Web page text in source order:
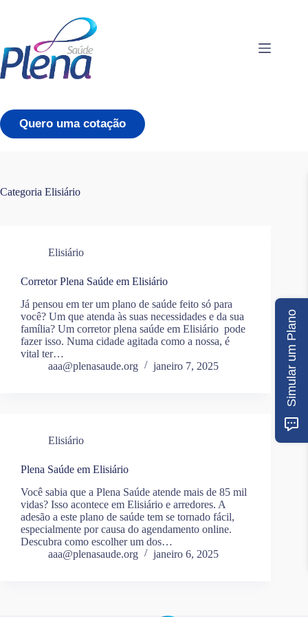
conteúdo
Quero uma cotação
Categoria Elisiário
Elisiário
Corretor Plena Saúde em Elisiário
Já pensou em ter um plano de saúde feito só para
você? Um que atenda às suas necessidades e da sua
família? Um corretor plena saúde em Elisiário pode
fazer isso. Numa cidade agitada como a nossa, é
vital ter…
aaa@plenasaude.org
janeiro 7, 2025
Elisiário
Plena Saúde em Elisiário
Você sabia que a Plena Saúde atende mais de 85 mil
vidas? Isso acontece em Elisiário e arredores. A
adesão a este plano de saúde tem se tornado fácil,
especialmente por causa do agendamento online.
Descubra como escolher um dos…
aaa@plenasaude.org
janeiro 6, 2025
Simular um Plano